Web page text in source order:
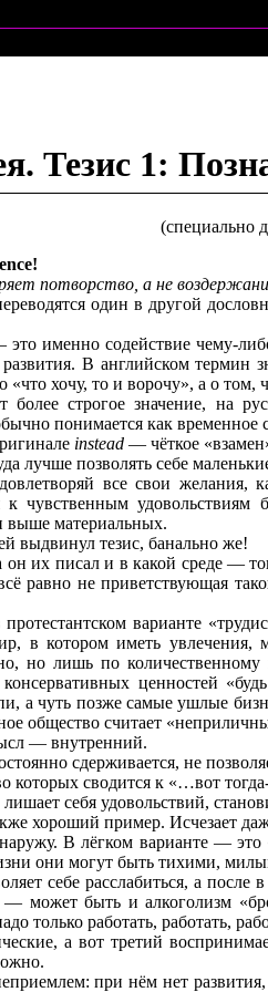
Тезис 1:
(специально
потворство, а не
один в другой
именно содействие чему-
В английском термин
хочу, то и ворочу», а о
строгое значение, на
понимается как
instead — чёткое
лучше позволять себе
все свои
чувственным
выше материальных.
выдвинул тезис, банально же!
он их писал и в какой среде —
равно не приветствующая
варианте
котором иметь увлечения,
но лишь по
ценностей
а чуть позже самые ушлые
общество считает
— внутренний.
сдерживается, не
сводится к «…вот
себя удовольствий,
хороший пример. Исчезает
В лёгком варианте —
они могут быть тихими,
себе расслабиться, а
— может быть и алкоголизм
только работать, работать,
а вот третий
при нём нет